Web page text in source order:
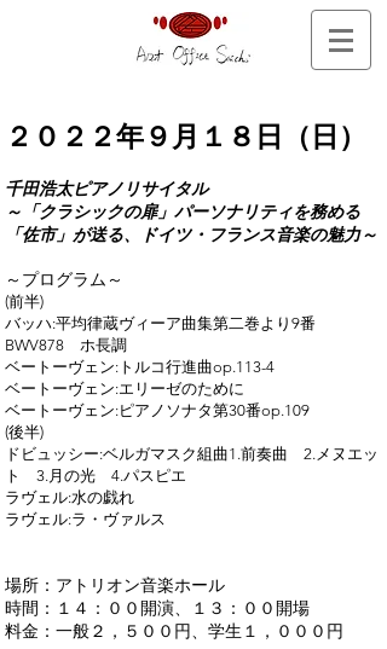
２０２２年９ 月１８日（日）
千田浩太ピアノリサイタル
～「クラシックの扉」パーソナリティを務める
「佐市」が送る、ドイツ・フランス音楽の魅力～
～プログラム～
(前半)
バッハ:平均律蔵ヴィーア曲集第二巻より9番
BWV878 ホ長調
ベートーヴェン:トルコ行進曲op.113-4
ベートーヴェン:エリーゼのために
ベートーヴェン:ピアノソナタ第30番op.109
(後半)
ドビュッシー:ベルガマスク組曲1.前奏曲 2.メヌエッ
ト 3.月の光 4.パスピエ
ラヴェル:水の戯れ
ラヴェル:ラ・ヴァルス
場所：アトリオン音楽ホール
時間：１４：００開演、１３：００開場
料金：一般２，５００円、学生１，０００円